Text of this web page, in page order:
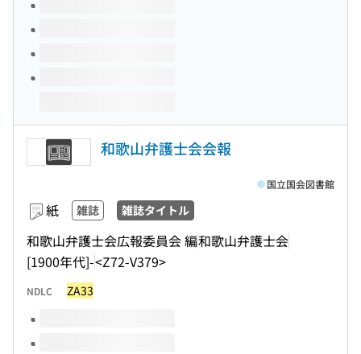
和歌山弁護士会会報
紙 雑誌 雑誌タイトル
和歌山弁護士会広報委員会 編和歌山弁護士会
[1900年代]-<Z72-V379>
国立国会図書館
NDLC ZA33
このタイトルの巻号